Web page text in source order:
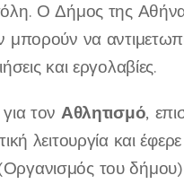
Ο Δήμος της Αθήνας
μπορούν να
και εργολαβίες.
τον Αθλητισμό,
λειτουργία και
του δήμου)